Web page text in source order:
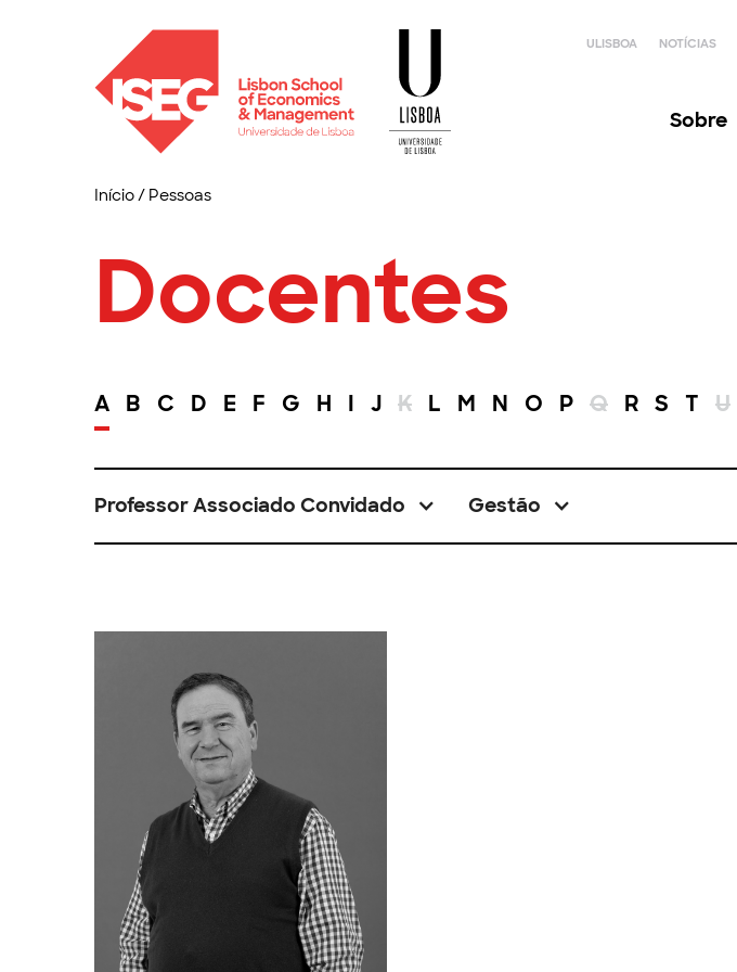
ULISBOA NOTÍCIAS
Sobre
Início/ Pessoas
Docentes
A B C D E F G H I J K L M N O P Q R S T U
Professor Associado Convidado Gestão